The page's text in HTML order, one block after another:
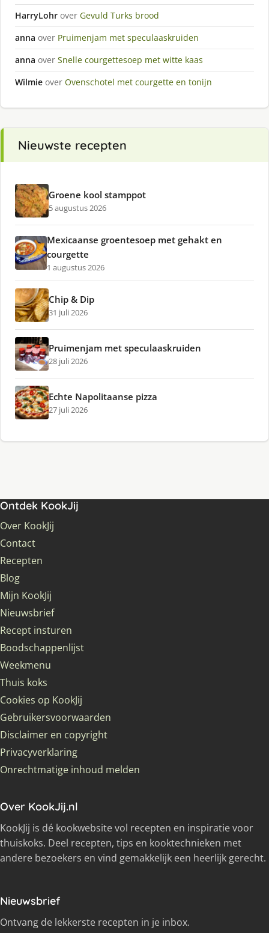
HarryLohr over Gevuld Turks brood
anna over Pruimenjam met speculaaskruiden
anna over Snelle courgettesoep met witte kaas
Wilmie over Ovenschotel met courgette en tonijn
Nieuwste recepten
Groene kool stamppot
5 augustus 2026
Mexicaanse groentesoep met gehakt en
courgette
1 augustus 2026
Chip & Dip
31 juli 2026
Pruimenjam met speculaaskruiden
28 juli 2026
Echte Napolitaanse pizza
27 juli 2026
Ontdek KookJij
Over KookJij
Contact
Recepten
Blog
Mijn KookJij
Nieuwsbrief
Recept insturen
Boodschappenlijst
Weekmenu
Thuis koks
Cookies op KookJij
Gebruikersvoorwaarden
Disclaimer en copyright
Privacyverklaring
Onrechtmatige inhoud melden
Over KookJij.nl
KookJij is dé kookwebsite vol recepten en inspiratie voor
thuiskoks. Deel recepten, tips en kooktechnieken met
andere bezoekers en vind gemakkelijk een heerlijk gerecht.
Nieuwsbrief
Ontvang de lekkerste recepten in je inbox.